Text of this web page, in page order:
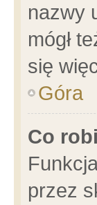
nazwy
mógł
się
Góra
Co
przez